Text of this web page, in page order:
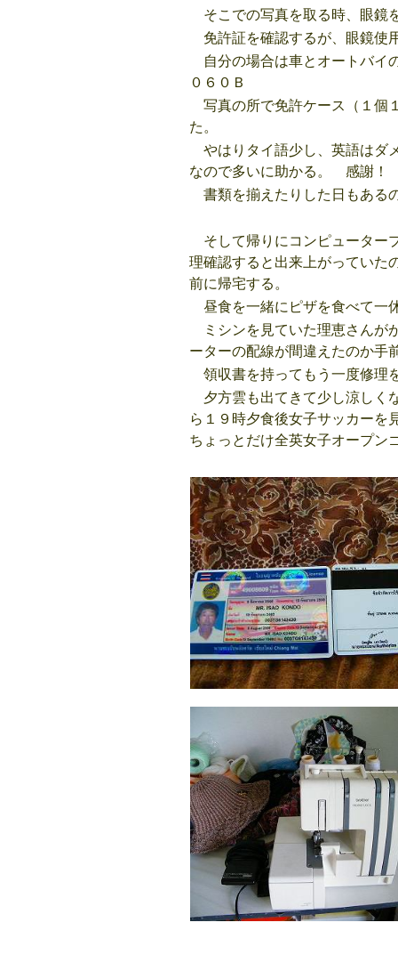
そこでの写真を取る時、眼
免許証を確認するが、眼鏡使
自分の場合は車とオートバイ
０６０Ｂ
写真の所で免許ケース（１個
た。
やはりタイ語少し、英語はダ
なので多いに助かる。 感謝！
書類を揃えたりした日もある
そして帰りにコンピューター
理確認すると出来上がってい
前に帰宅する。
昼食を一緒にピザを食べて一
ミシンを見ていた理恵さんが
ーターの配線が間違えたのか手
領収書を持ってもう一度修理
夕方雲も出てきて少し涼しく
ら１９時夕食後女子サッカーを
ちょっとだけ全英女子オープン